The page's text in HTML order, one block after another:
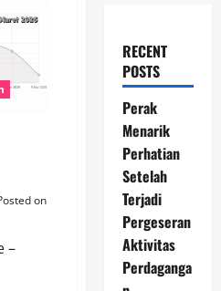
on
–
RECENT
POSTS
Perak
Menarik
Perhatian
Setelah
Terjadi
Pergeseran
Aktivitas
Perdaganga